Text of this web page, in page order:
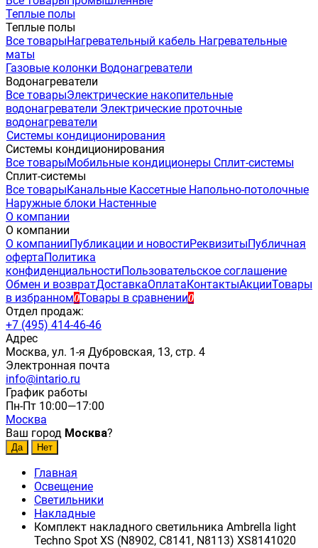
Теплые полы
Теплые полы
Все товарыНагревательный кабель Нагревательные
маты
Газовые колонки Водонагреватели
Водонагреватели
Все товарыЭлектрические накопительные
водонагреватели Электрические проточные
водонагреватели
Системы кондиционирования
Системы кондиционирования
Все товарыМобильные кондиционеры Сплит-системы
Сплит-системы
Все товарыКанальные Кассетные Напольно-потолочные
Наружные блоки Настенные
О компании
О компании
О компанииПубликации и новостиРеквизитыПубличная
офертаПолитика
конфиденциальностиПользовательское соглашение
Обмен и возвратДоставкаОплатаКонтактыАкцииТовары
в избранном0Товары в сравнении0
Отдел продаж:
+7 (495) 414-46-46
Адрес
Москва, ул. 1-я Дубровская, 13, стр. 4
Электронная почта
info@intario.ru
График работы
Пн-Пт 10:00—17:00
Москва
Ваш город Москва?
Главная
Освещение
Светильники
Накладные
Комплект накладного светильника Ambrella light
Techno Spot XS (N8902, C8141, N8113) XS8141020